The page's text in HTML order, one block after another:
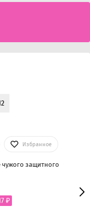
Избранное
чужого защитного
₽